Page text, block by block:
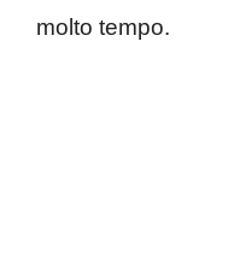
molto tempo.